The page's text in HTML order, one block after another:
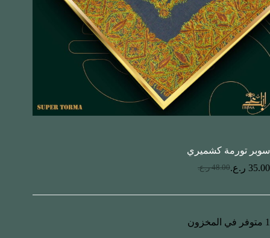
سوبر تورمة كشميري
48.00 ر.ع. 35.00 ر.ع.
1 متوفر في المخزون